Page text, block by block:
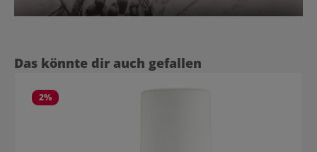
Produktgalerie überspringen
Das könnte dir auch gefallen
2%